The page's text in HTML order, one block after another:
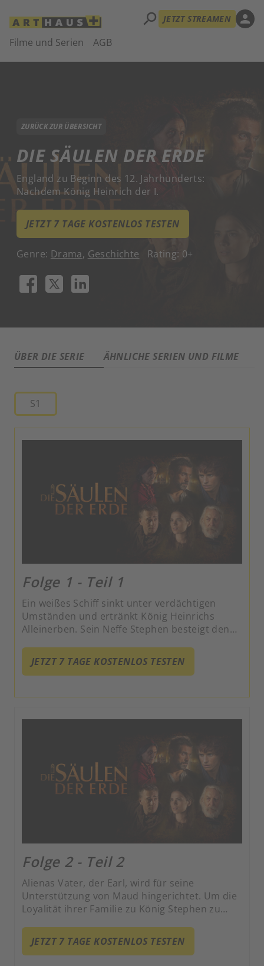
Filme und Serien AGB
search JETZT STREAMEN person
ZURÜCK ZUR ÜBERSICHT
DIE SÄULEN DER ERDE
England zu Beginn des 12. Jahrhunderts:
Nachdem König Heinrich der I.
JETZT 7 TAGE KOSTENLOS TESTEN
Genre: Drama, Geschichte Rating: 0+
ÜBER DIE SERIE ÄHNLICHE SERIEN UND FILME
S1
Folge 1 - Teil 1
Ein weißes Schiff sinkt unter verdächtigen
Umständen und ertränkt König Heinrichs
Alleinerben. Sein Neffe Stephen besteigt den
Tochter Maud und dessen unehelichem Sohn
Gloucester aus und stürzt England in Anarchie.
JETZT 7 TAGE KOSTENLOS TESTEN
Folge 2 - Teil 2
Alienas Vater, der Earl, wird für seine
Unterstützung von Maud hingerichtet. Um die
Loyalität ihrer Familie zu König Stephen zu
Bruders Richard zu finanzieren, damit er für
den König gegen Maud kämpfen kann.
JETZT 7 TAGE KOSTENLOS TESTEN